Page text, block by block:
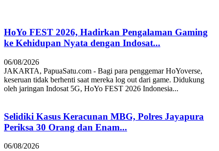
HoYo FEST 2026, Hadirkan Pengalaman Gaming
ke Kehidupan Nyata dengan Indosat...
06/08/2026
JAKARTA, PapuaSatu.com - Bagi para penggemar HoYoverse,
keseruan tidak berhenti saat mereka log out dari game. Didukung
oleh jaringan Indosat 5G, HoYo FEST 2026 Indonesia...
Selidiki Kasus Keracunan MBG, Polres Jayapura
Periksa 30 Orang dan Enam...
06/08/2026